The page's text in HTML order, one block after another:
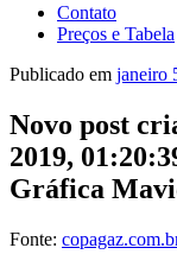
Contato
Preços e Tabela
Publicado em janeiro
Novo post
2019,
Gráfica
Fonte: